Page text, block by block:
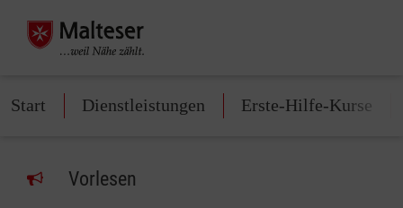
Start Dienstleistungen Erste-Hilfe-Kurse
Vorlesen